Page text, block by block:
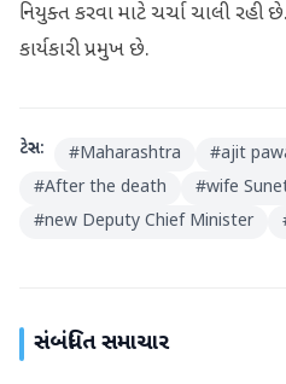
નિયુક્ત કરવા માટે ચર્ચા ચાલી
કાર્યકારી પ્રમુખ છે.
ટેગ્સ: #Maharashtra #ajit
#After the death #wife
#new Deputy Chief Minister
સંબંધિત સમાચાર